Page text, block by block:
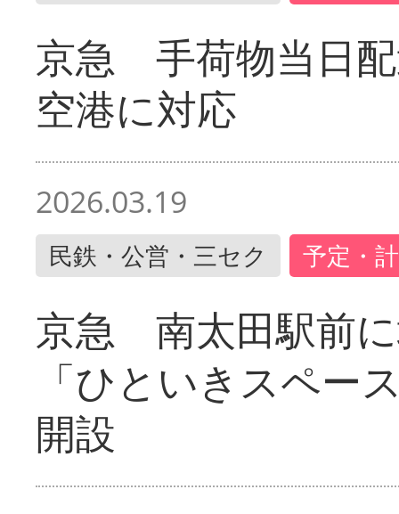
京急 手荷物当日
空港に対応
2026.03.19
民鉄・公営・三セク 予定・
京急 南太田駅前
「ひといきスペー
開設